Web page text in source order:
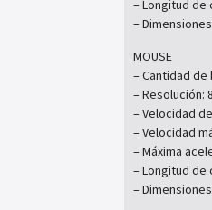
– Longitud de
–
MOUSE
– Cantidad
– Resolución:
– Velocidad
– Velocidad
– Máxima
– Longitud de
–